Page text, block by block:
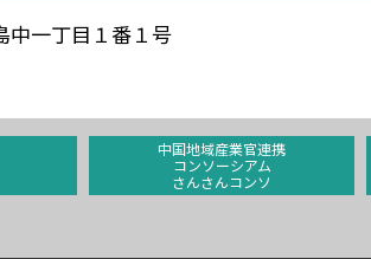
一丁目１番１号
中国地域産業官連携
コンソーシアム
さんさんコンソ